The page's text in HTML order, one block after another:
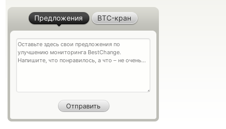
Предложения BTC-кран